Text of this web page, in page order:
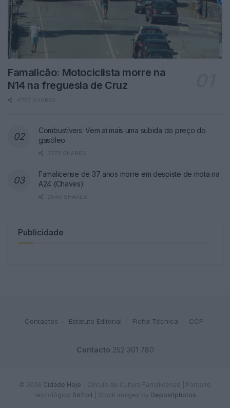
Famalicão: Motociclista morre na
N14 na freguesia de Cruz
4725 SHARES
Combustíveis: Vem aí mais uma subida do preço do
gasóleo
3779 SHARES
Famalicense de 37 anos morre em despiste de mota na
A24 (Chaves)
2545 SHARES
Publicidade
Contactos Estatuto Editorial Ficha Técnica CCF
Contacto 252 301 780
© 2026 Cidade Hoje - Circulo de Cultura Famalicense | Parceiro
tecnológico Softbit Stock images by Depositphotos